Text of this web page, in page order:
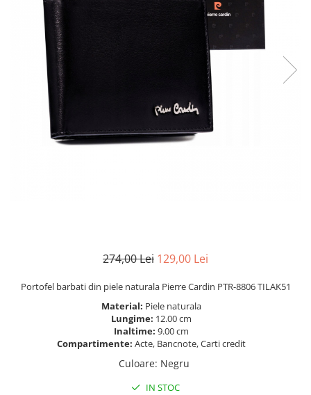
274,00 Lei 129,00 Lei
Portofel barbati din piele naturala Pierre Cardin PTR-8806 TILAK51
Material: Piele naturala
Lungime: 12.00 cm
Inaltime: 9.00 cm
Compartimente: Acte, Bancnote, Carti credit
Culoare: Negru
IN STOC